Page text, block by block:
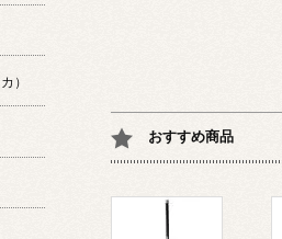
おすすめ商品
）